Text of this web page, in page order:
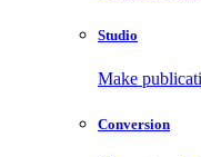
Studio
Make
Conversion